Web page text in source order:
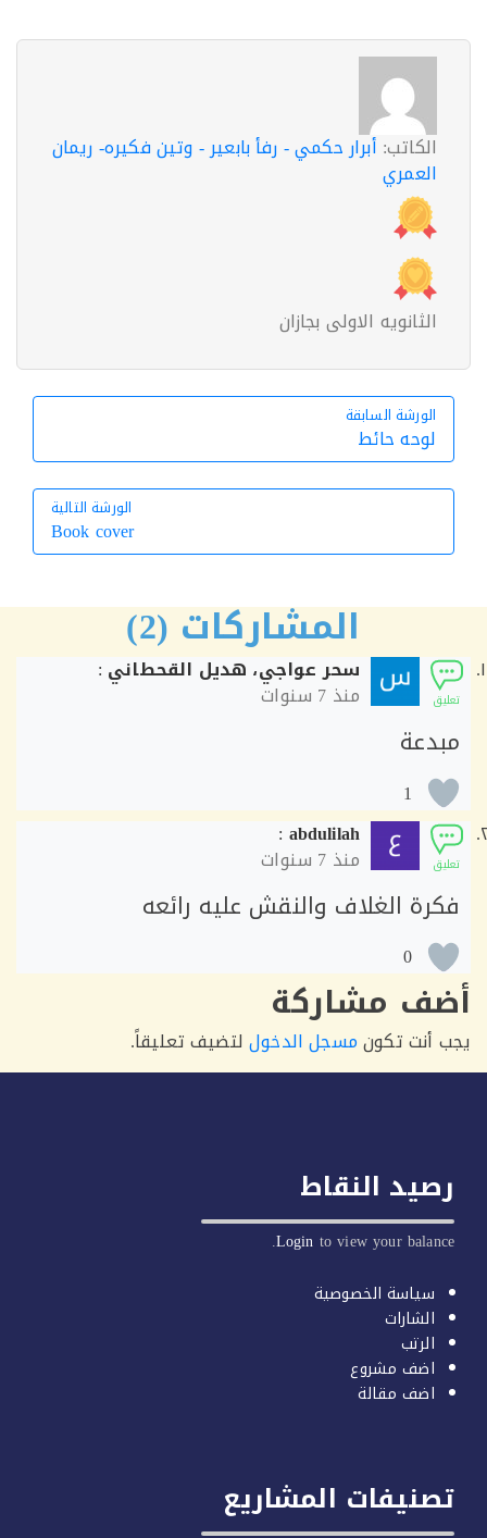
الكاتب:أبرار حكمي - رفأ بابعير - وتين فكيره- ريمان
العمري
الثانويه الاولى بجازان
الورشة السابقة
الورشة السابقة
لوحه حائط
الورشة التالية
الورشة
Book cover
المشاركات (2)
سحر عواجي، هديل القحطاني:
منذ
1
abdulilah
:
منذ
الغلاف والنقش عليه رائعه
0
مشاركة
تكونمسجل الدخوللتضيف تعليقاً.
النقاط
Loginto view your
سياسة الخصوصية
الشارات
الرتب
اضف مشروع
اضف مقالة
المشاريع